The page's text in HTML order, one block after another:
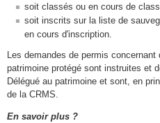
soit classés ou en cours de
soit inscrits sur la liste de
en cours d'inscription.
Les demandes de permis
patrimoine protégé sont instruites et
Délégué au patrimoine et sont, en
de la CRMS.
En savoir plus ?